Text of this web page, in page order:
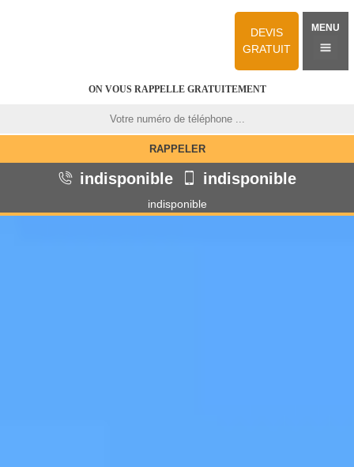
DEVIS
GRATUIT
MENU
ON VOUS RAPPELLE GRATUITEMENT
indisponible indisponible
indisponible